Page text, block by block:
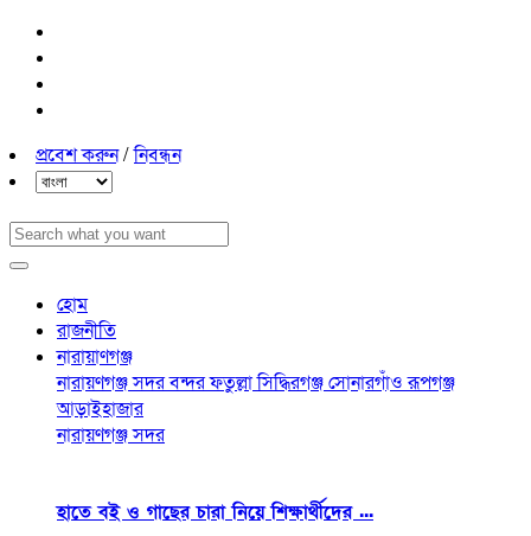
প্রবেশ করুন/নিবন্ধন
হোম
রাজনীতি
নারায়াণগঞ্জ
নারায়ণগঞ্জ সদরবন্দরফতুল্লাসিদ্ধিরগঞ্জসোনারগাঁওরূপগঞ্জ
আড়াইহাজার
নারায়ণগঞ্জ সদর
হাতে বই ও গাছের চারা নিয়ে শিক্ষার্থীদের ...